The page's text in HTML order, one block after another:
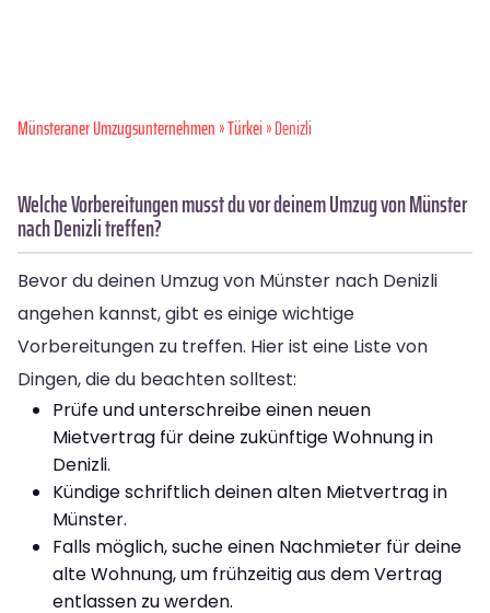
Münsteraner Umzugsunternehmen»Türkei» Denizli
Welche Vorbereitungen musst du vor deinem Umzug von Münster
nach Denizli treffen?
Bevor du deinen Umzug von Münster nach Denizli
angehen kannst, gibt es einige wichtige
Vorbereitungen zu treffen. Hier ist eine Liste von
Dingen, die du beachten solltest:
Prüfe und unterschreibe einen neuen
Mietvertrag für deine zukünftige Wohnung in
Denizli.
Kündige schriftlich deinen alten Mietvertrag in
Münster.
Falls möglich, suche einen Nachmieter für deine
alte Wohnung, um frühzeitig aus dem Vertrag
entlassen zu werden.